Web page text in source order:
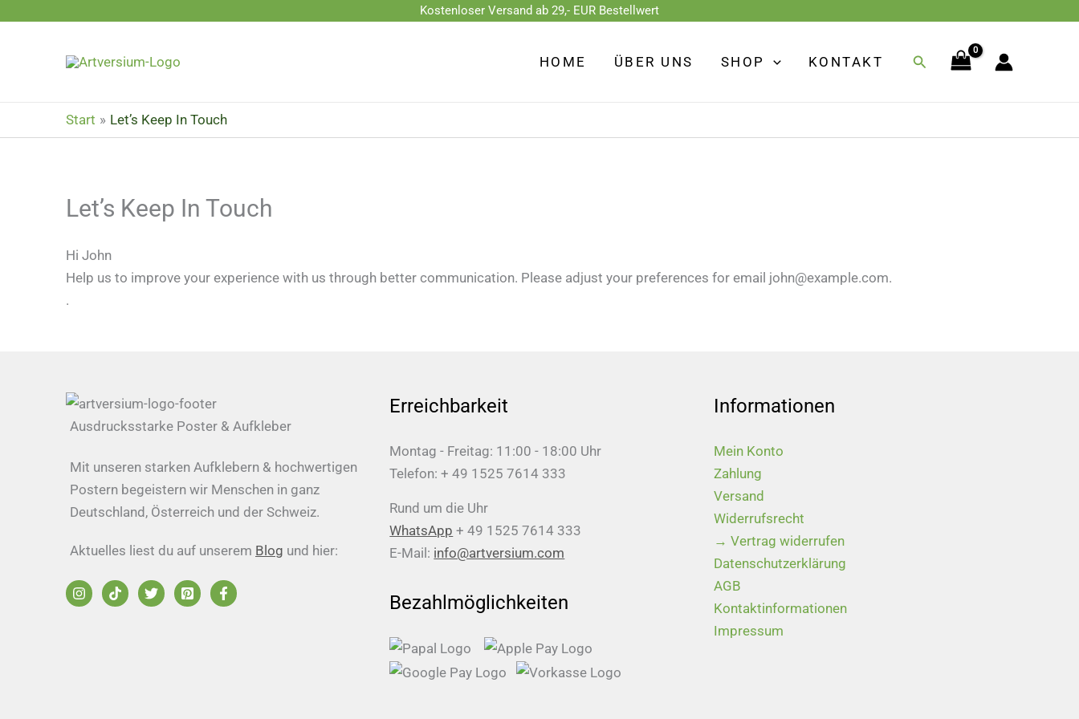
Kostenloser Versand ab 29,- EUR Bestellwert
HOME ÜBER UNS SHOP KONTAKT Suchen
Start Let’s Keep In Touch
Let’s Keep In Touch
Hi John
Help us to improve your experience with us through better communication. Please adjust your preferences for email john@example.com.
.
Ausdrucksstarke Poster & Aufkleber
Mit unseren starken Aufklebern & hochwertigen
Postern begeistern wir Menschen in ganz
Deutschland, Österreich und der Schweiz.
Aktuelles liest du auf unserem Blog und hier:
Erreichbarkeit
Montag - Freitag: 11:00 - 18:00 Uhr
Telefon: + 49 1525 7614 333
Rund um die Uhr
WhatsApp + 49 1525 7614 333
E-Mail: info@artversium.com
Bezahlmöglichkeiten
Informationen
Mein Konto
Zahlung
Versand
Widerrufsrecht
→ Vertrag widerrufen
Datenschutzerklärung
AGB
Kontaktinformationen
Impressum